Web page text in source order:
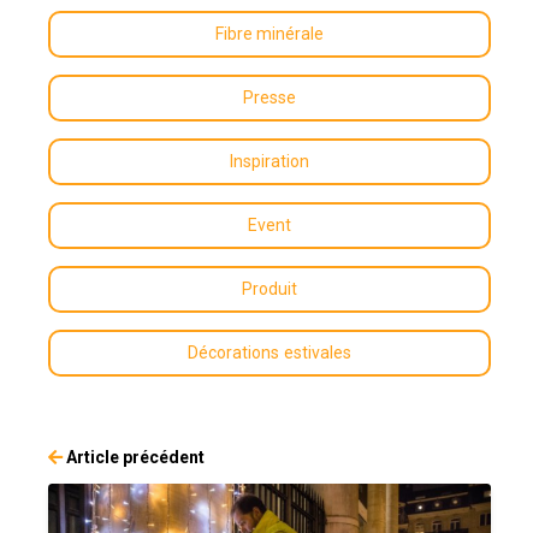
Fibre minérale
Presse
Inspiration
Event
Produit
Décorations estivales
Article précédent